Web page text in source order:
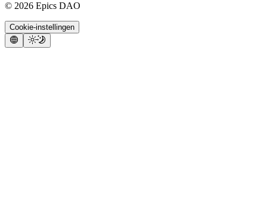
© 2026 Epics DAO
Cookie-instellingen